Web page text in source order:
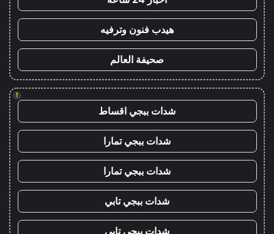
هيدب فنون وترفيه
صحيفة العالم
!
شدات ببجي اقساط
شدات ببجي تمارا
شدات ببجي تمارا
شدات ببجي تابي
شدات ببجي تابي